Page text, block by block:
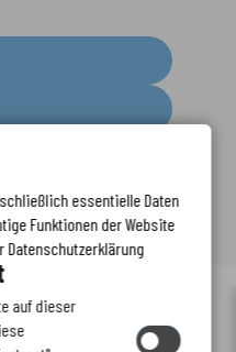
Kontaktformular -
essentielle Daten
Funktionen der Website
Datenschutzerklärung
auf dieser